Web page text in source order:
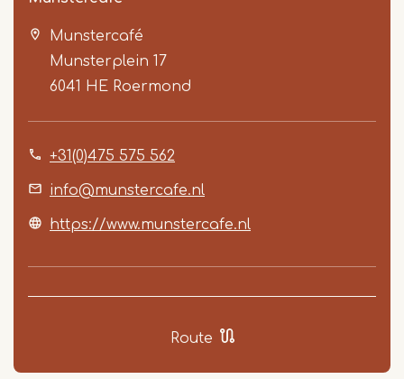
Munstercafé
Munsterplein 17
6041 HE Roermond
+31(0)475 575 562
info@munstercafe.nl
https://www.munstercafe.nl
Route
Item